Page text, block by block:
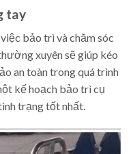
tay
bảo trì và chăm sóc
xuyên sẽ giúp kéo
an toàn trong quá trình
kế hoạch bảo trì cụ
trạng tốt nhất.